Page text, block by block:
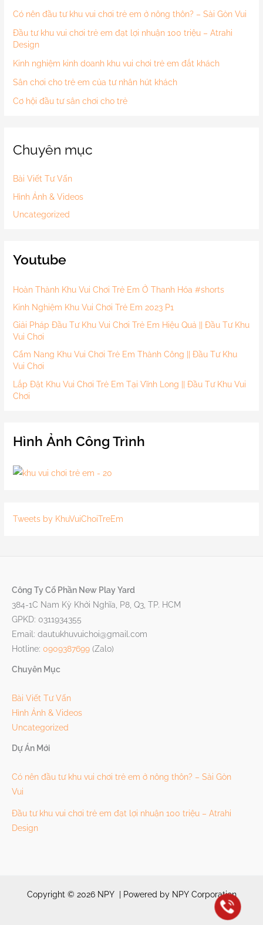
Có nên đầu tư khu vui chơi trẻ em ở nông thôn? – Sài Gòn Vui
Đầu tư khu vui chơi trẻ em đạt lợi nhuận 100 triệu – Atrahi
Design
Kinh nghiệm kinh doanh khu vui chơi trẻ em đắt khách
Sân chơi cho trẻ em của tư nhân hút khách
Cơ hội đầu tư sân chơi cho trẻ
Chuyên mục
Bài Viết Tư Vấn
Hình Ảnh & Videos
Uncategorized
Youtube
Hoàn Thành Khu Vui Chơi Trẻ Em Ở Thanh Hóa #shorts
Kinh Nghiệm Khu Vui Chơi Trẻ Em 2023 P1
Giải Pháp Đầu Tư Khu Vui Chơi Trẻ Em Hiệu Quả || Đầu Tư Khu
Vui Chơi
Cẩm Nang Khu Vui Chơi Trẻ Em Thành Công || Đầu Tư Khu
Vui Chơi
Lắp Đặt Khu Vui Chơi Trẻ Em Tại Vĩnh Long || Đầu Tư Khu Vui
Chơi
Hình Ảnh Công Trình
Tweets by KhuVuiChoiTreEm
Công Ty Cổ Phần New Play Yard
384-1C Nam Kỳ Khởi Nghĩa, P8, Q3, TP. HCM
GPKD: 0311934355
Email: dautukhuvuichoi@gmail.com
Hotline: 0909387699 (Zalo)
Chuyên Mục
Bài Viết Tư Vấn
Hình Ảnh & Videos
Uncategorized
Dự Án Mới
Có nên đầu tư khu vui chơi trẻ em ở nông thôn? – Sài Gòn
Vui
Đầu tư khu vui chơi trẻ em đạt lợi nhuận 100 triệu – Atrahi
Design
Copyright © 2026 NPY | Powered by NPY Corporation